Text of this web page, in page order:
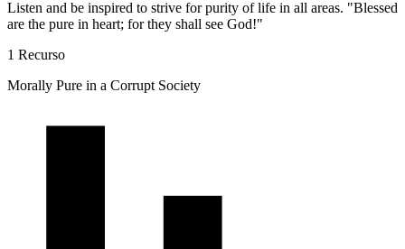
Listen and be inspired to strive for purity of life in all areas. "Blessed
are the pure in heart; for they shall see God!"
1 Recurso
Morally Pure in a Corrupt Society